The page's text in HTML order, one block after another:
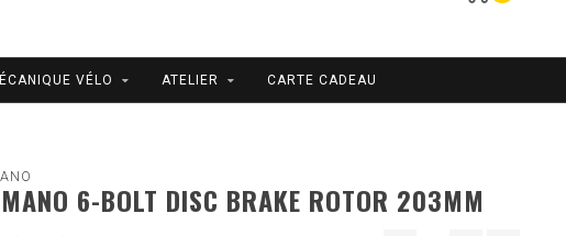
VÉLO ATELIER CARTE CADEAU
6-BOLT DISC BRAKE ROTOR 203MM